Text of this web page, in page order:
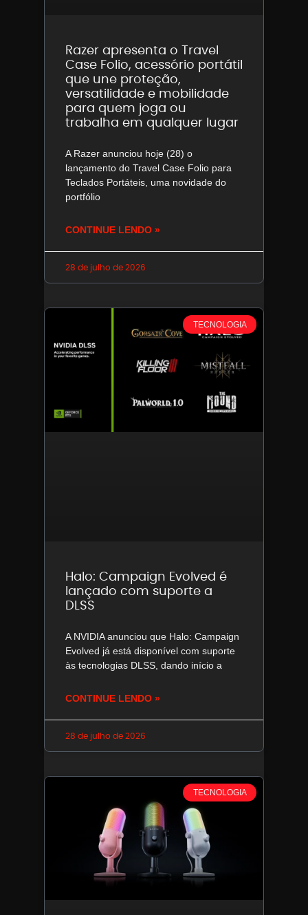
Razer apresenta o Travel
Case Folio, acessório portátil
que une proteção,
versatilidade e mobilidade
para quem joga ou
trabalha em qualquer lugar
A Razer anunciou hoje (28) o
lançamento do Travel Case Folio para
Teclados Portáteis, uma novidade do
portfólio
CONTINUE LENDO »
28 de julho de 2026
TECNOLOGIA
Halo: Campaign Evolved é
lançado com suporte a
DLSS
A NVIDIA anunciou que Halo: Campaign
Evolved já está disponível com suporte
às tecnologias DLSS, dando início a
CONTINUE LENDO »
28 de julho de 2026
TECNOLOGIA